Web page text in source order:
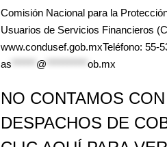
Comisión Nacional para la
Usuarios de Servicios Financieros
www.condusef.gob.mxTeléfono: 55-
as
@ ob.mx
NO CONTAMOS CON
DESPACHOS DE